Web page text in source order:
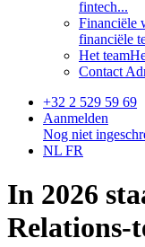
fintech...
Financiële
financiële
Het team
Contact
+32 2 529 59 69
Aanmelden
Nog niet
NL FR
In 2026
Relations-